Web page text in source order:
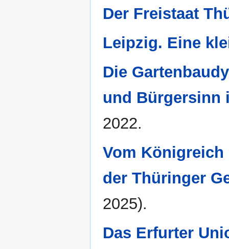
Der Freistaat
Leipzig. Eine
Die
und Bürgersinn
2022.
Vom
der Thüringer
2025).
Das Erfurter